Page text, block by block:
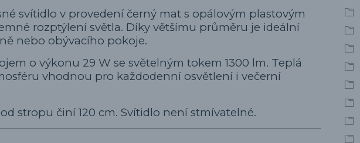
svítidlo v provedení černý mat s opálovým plastovým
rozptýlení světla. Díky většímu průměru je ideální
nebo obývacího pokoje.
o výkonu 29 W se světelným tokem 1300 lm. Teplá
vhodnou pro každodenní osvětlení i večerní
stropu činí 120 cm. Svítidlo není stmívatelné.